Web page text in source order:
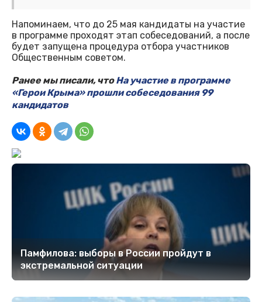
Напоминаем, что до 25 мая кандидаты на участие
в программе проходят этап собеседований, а после
будет запущена процедура отбора участников
Общественным советом.
Ранее мы писали, чтоНа участие в программе
«Герои Крыма» прошли собеседования 99
кандидатов
Памфилова: выборы в России пройдут в
экстремальной ситуации